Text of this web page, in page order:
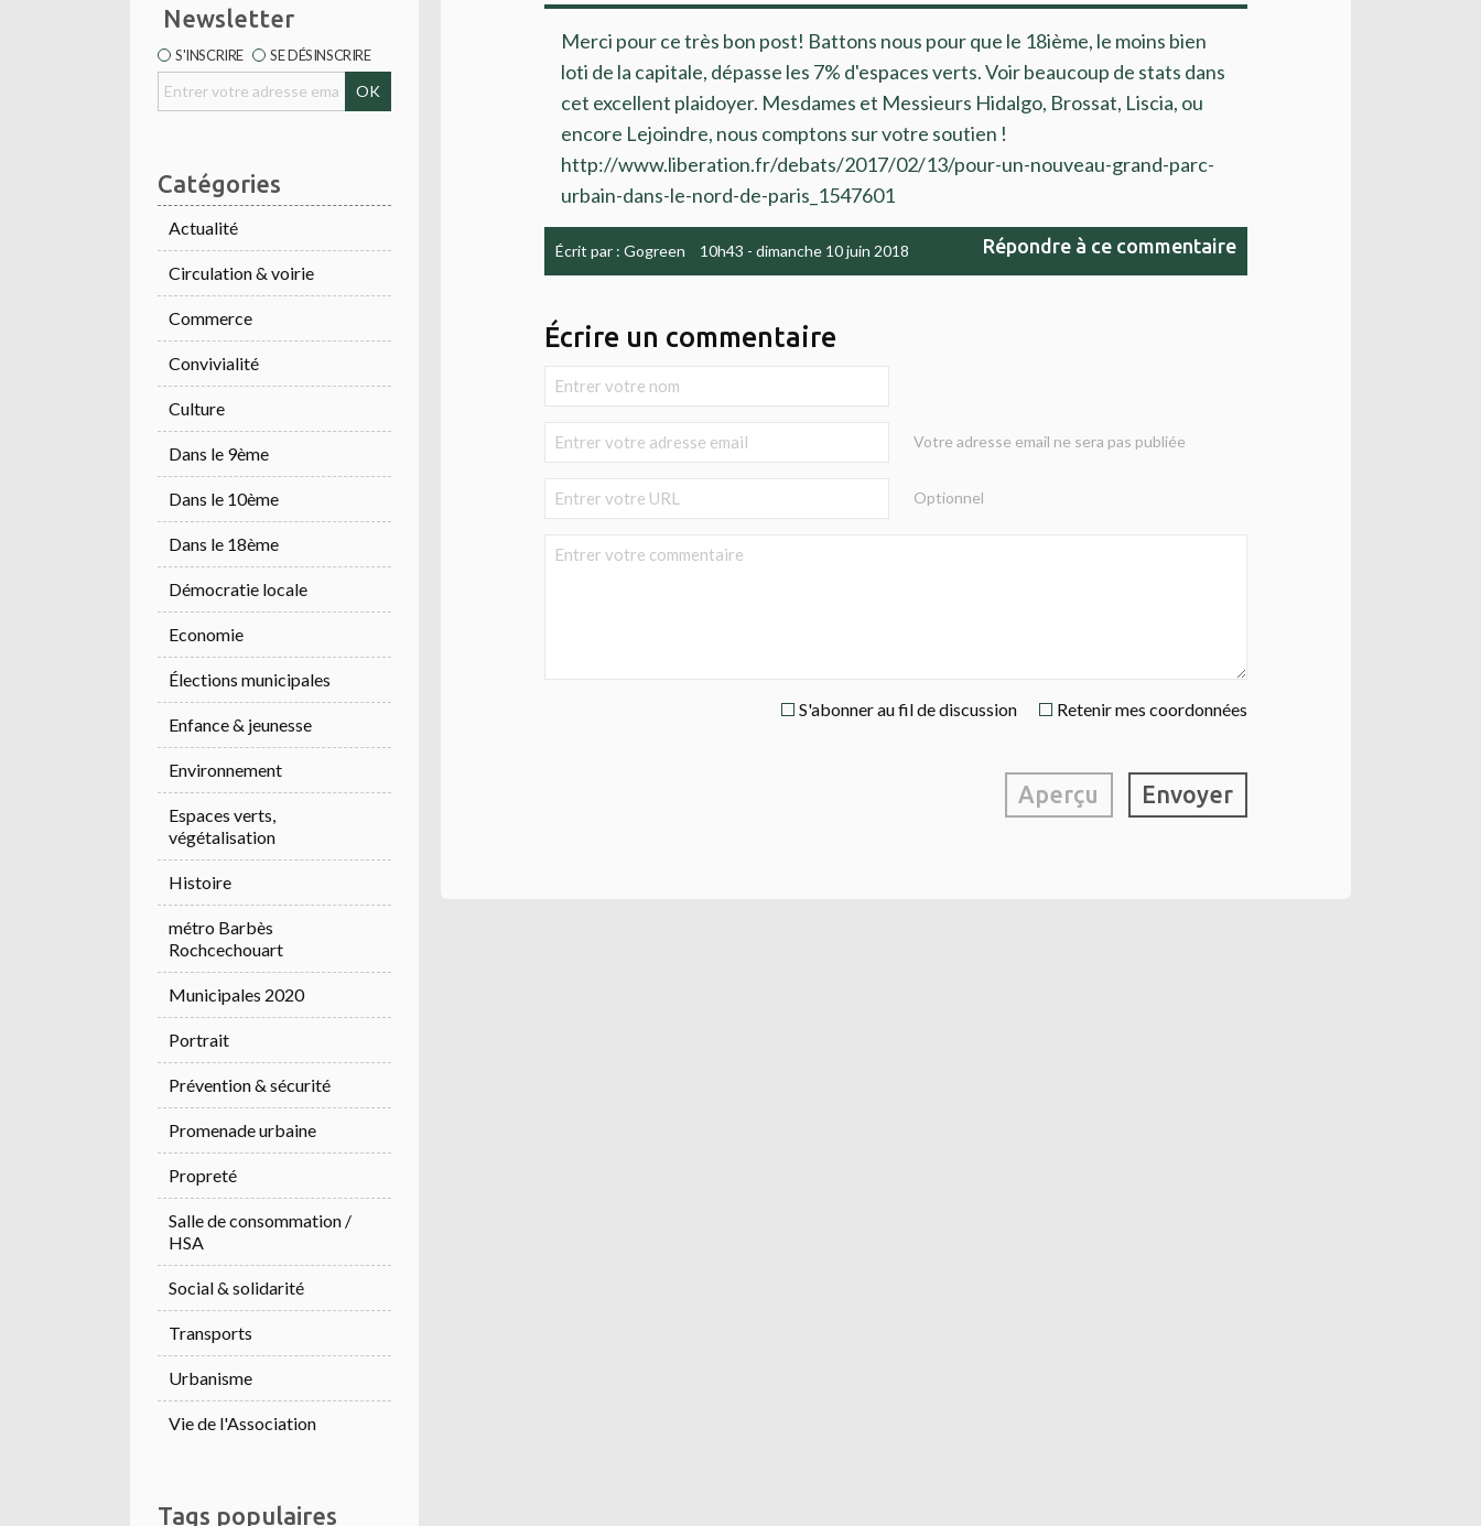
Newsletter
S'INSCRIRE SE DÉSINSCRIRE
Catégories
Actualité
Circulation & voirie
Commerce
Convivialité
Culture
Dans le 9ème
Dans le 10ème
Dans le 18ème
Démocratie locale
Economie
Élections municipales
Enfance & jeunesse
Environnement
Espaces verts,
végétalisation
Histoire
métro Barbès
Rochcechouart
Municipales 2020
Portrait
Prévention & sécurité
Promenade urbaine
Propreté
Salle de consommation /
HSA
Social & solidarité
Transports
Urbanisme
Vie de l'Association
Tags populaires
Merci pour ce très bon post! Battons nous pour que le 18ième, le moins bien
loti de la capitale, dépasse les 7% d'espaces verts. Voir beaucoup de stats dans
cet excellent plaidoyer. Mesdames et Messieurs Hidalgo, Brossat, Liscia, ou
encore Lejoindre, nous comptons sur votre soutien !
http://www.liberation.fr/debats/2017/02/13/pour-un-nouveau-grand-parc-
urbain-dans-le-nord-de-paris_1547601
Écrit par : Gogreen 10h43 - dimanche 10juin 2018 Répondre à ce commentaire
Écrire un commentaire
Votre adresse email ne sera pas publiée
Optionnel
Retenir mes coordonnées
S'abonner au fil de discussion